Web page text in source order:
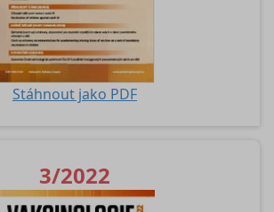
Stáhnout jako PDF
3/2022